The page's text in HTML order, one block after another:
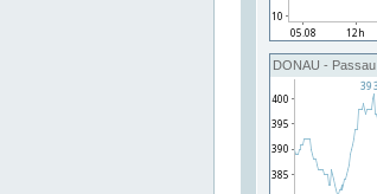
DONAU - Passau